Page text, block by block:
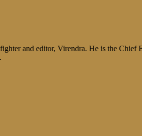
and editor, Virendra. He is the Chief